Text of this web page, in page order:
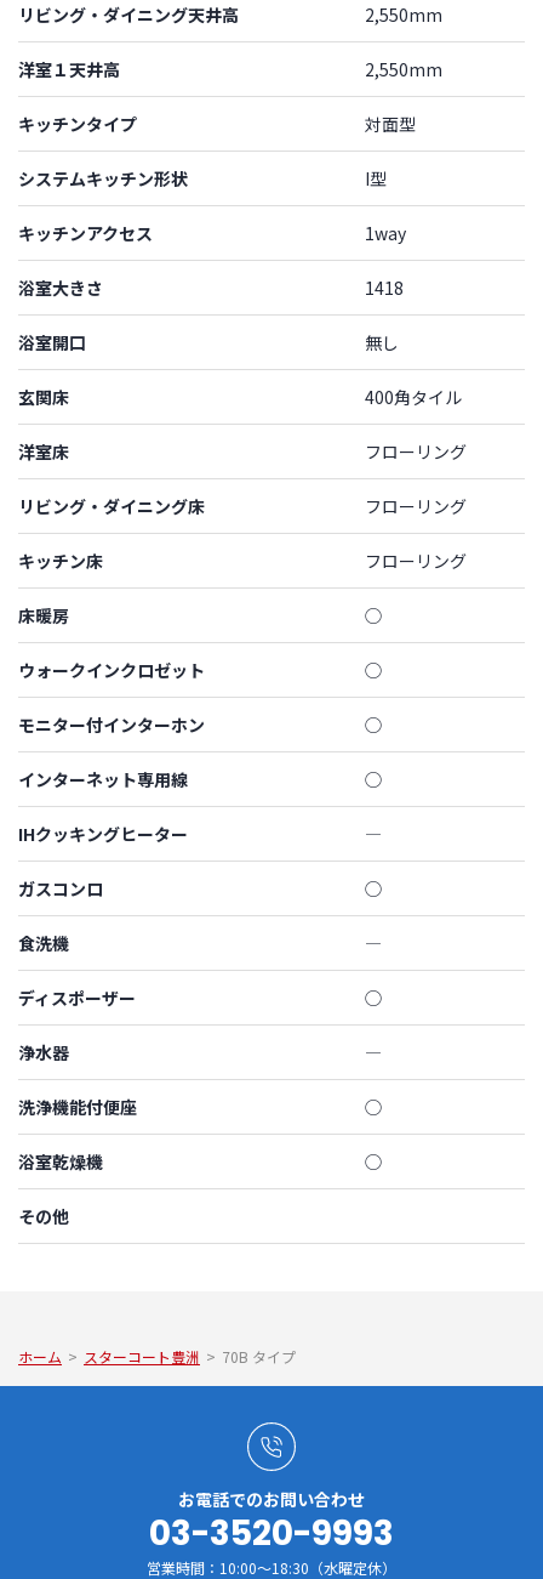
リビング・ダイニング天井高 2,550mm
洋室１天井高 2,550mm
キッチンタイプ 対面型
システムキッチン形状 I型
キッチンアクセス 1way
浴室大きさ 1418
浴室開口 無し
玄関床 400角タイル
洋室床 フローリング
リビング・ダイニング床 フローリング
キッチン床 フローリング
床暖房 ◯
ウォークインクロゼット ◯
モニター付インターホン ◯
インターネット専用線 ◯
IHクッキングヒーター ―
ガスコンロ ◯
食洗機 ―
ディスポーザー ◯
浄水器 ―
洗浄機能付便座 ◯
浴室乾燥機 ◯
その他
ホーム > スターコート豊洲 > 70B タイプ
お電話でのお問い合わせ
03-3520-9993
営業時間：10:00～18:30（水曜定休）